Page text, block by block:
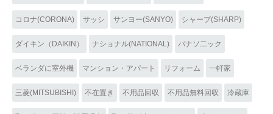
コロナ(CORONA) サッシ サンヨー(SANYO) シャープ(SHARP)
ダイキン（DAIKIN） ナショナル(NATIONAL) パナソ二ック
ベランダに室外機 マンション・アパート リフォーム 一軒家
三菱(MITSUBISHI) 不在置き 不用品回収 不用品無料回収 冷蔵庫